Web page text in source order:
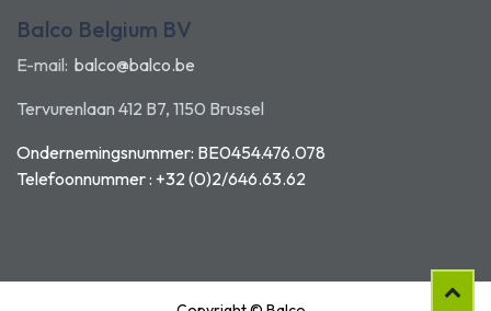
Balco Belgium BV
E-mail: balco@balco.be
Tervurenlaan 412 B7, 1150 Brussel
Ondernemingsnummer: BE0454.476.078
Telefoonnummer : +32 (0)2/646.63.62